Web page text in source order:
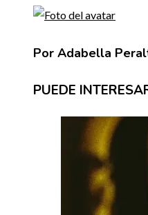
Por Adabella
PUEDE